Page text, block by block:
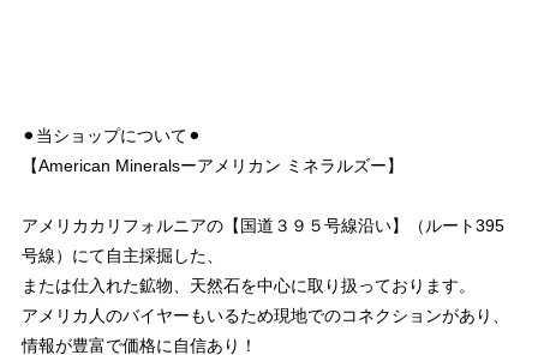
⚫︎当ショップについて⚫︎
【American Mineralsーアメリカン ミネラルズー】
アメリカカリフォルニアの【国道３９５号線沿い】（ルート395
号線）にて自主採掘した、
または仕入れた鉱物、天然石を中心に取り扱っております。
アメリカ人のバイヤーもいるため現地でのコネクションがあり、
情報が豊富で価格に自信あり！